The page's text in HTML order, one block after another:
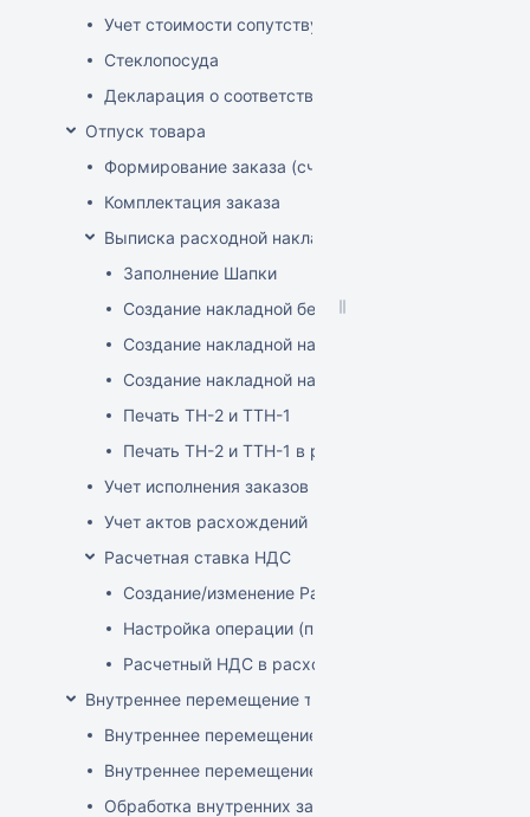
Учет стоимости сопутствующих услуг в приходе
Стеклопосуда
Декларация о соответствии
Отпуск товара
Формирование заказа (счета-фактуры)
Комплектация заказа
Выписка расходной накладной
Заполнение Шапки
Создание накладной без заказа
Создание накладной на основе заказа
Создание накладной на основе документа ТСД
Печать ТН-2 и ТТН-1
Печать ТН-2 и ТТН-1 в розничных ценах
Учет исполнения заказов на продажу
Учет актов расхождений при отгрузке товара
Расчетная ставка НДС
Создание/изменение Расчетной ставки НДС
Настройка операции (продажа)
Расчетный НДС в расходных документах
Внутреннее перемещение товаров
Внутреннее перемещение через документ
Внутреннее перемещение через накладные (РБ)
Обработка внутренних заказов